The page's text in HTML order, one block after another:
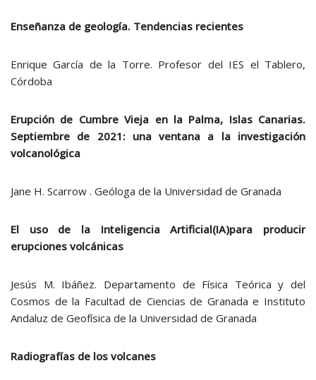
Enseñanza de geología. Tendencias recientes
Enrique García de la Torre. Profesor del IES el Tablero,
Córdoba
Erupción de Cumbre Vieja en la Palma, Islas Canarias.
Septiembre de 2021: una ventana a la investigación
volcanológica
Jane H. Scarrow . Geóloga de la Universidad de Granada
El uso de la Inteligencia Artificial(IA)para producir
erupciones volcánicas
Jesús M. Ibáñez. Departamento de Física Teórica y del
Cosmos de la Facultad de Ciencias de Granada e Instituto
Andaluz de Geofísica de la Universidad de Granada
Radiografías de los volcanes